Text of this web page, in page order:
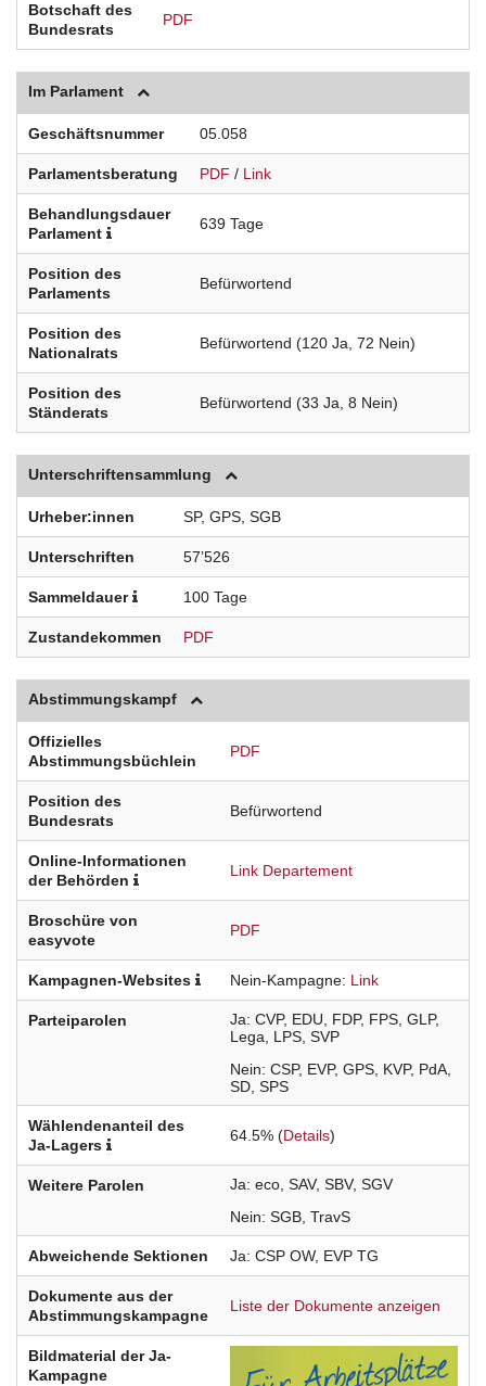
Botschaft des
Bundesrats
PDF
Im Parlament
Geschäftsnummer 05.058
Parlamentsberatung PDF / Link
Behandlungsdauer
Parlament
639 Tage
Position des
Parlaments
Befürwortend
Position des
Nationalrats
Befürwortend (120 Ja, 72 Nein)
Position des
Ständerats
Befürwortend (33 Ja, 8 Nein)
Unterschriftensammlung
Urheber:innen SP, GPS, SGB
Unterschriften 57’526
Sammeldauer 100 Tage
Zustandekommen PDF
Abstimmungskampf
Offizielles
Abstimmungsbüchlein
PDF
Position des
Bundesrats
Befürwortend
Online-Informationen
der Behörden
Link Departement
Broschüre von
easyvote
PDF
Kampagnen-Websites Nein-Kampagne Link
Parteiparolen Ja CVP EDU FDP FPS GLP
Lega
LPS SVP
Nein CSP EVP GPS KVP PdA
SD SPS
Wählendenanteil des
Ja-Lagers
64.5% (Details)
Weitere Parolen Ja eco SAV SBV SGV
Nein SGB TravS
Abweichende Sektionen Ja CSP OW EVP TG
Dokumente aus der
Abstimmungskampagne
Liste der Dokumente anzeigen
Bildmaterial der Ja-
Kampagne